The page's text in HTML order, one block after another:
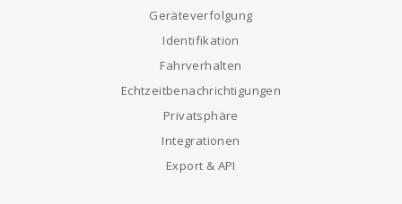
Geräteverfolgung
Identifikation
Fahrverhalten
Echtzeitbenachrichtigungen
Privatsphäre
Integrationen
Export & API